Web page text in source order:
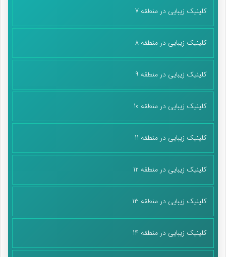
کلینیک زیبایی در منطقه 7
کلینیک زیبایی در منطقه 8
کلینیک زیبایی در منطقه 9
کلینیک زیبایی در منطقه 10
کلینیک زیبایی در منطقه 11
کلینیک زیبایی در منطقه 12
کلینیک زیبایی در منطقه 13
کلینیک زیبایی در منطقه 14